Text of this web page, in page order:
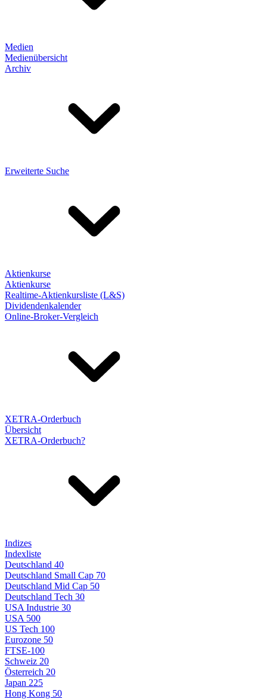
Medien
Medienübersicht
Archiv
Erweiterte Suche
Aktienkurse
Aktienkurse
Realtime-Aktienkursliste (L&S)
Dividendenkalender
Online-Broker-Vergleich
XETRA-Orderbuch
Übersicht
XETRA-Orderbuch?
Indizes
Indexliste
Deutschland 40
Deutschland Small Cap 70
Deutschland Mid Cap 50
Deutschland Tech 30
USA Industrie 30
USA 500
US Tech 100
Eurozone 50
FTSE-100
Schweiz 20
Österreich 20
Japan 225
Hong Kong 50